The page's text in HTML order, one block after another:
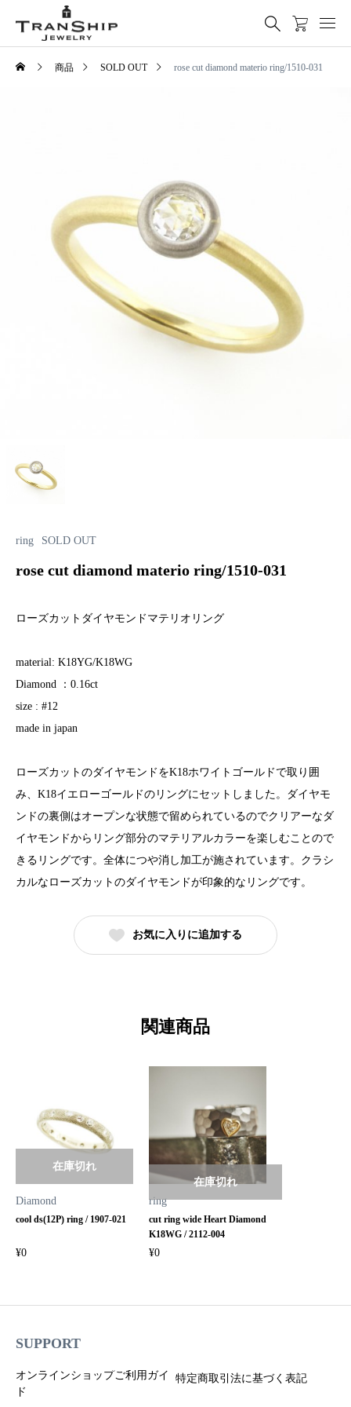
商品 SOLD OUT rose cut diamond materio ring/1510-031
ring SOLD OUT
rose cut diamond materio ring/1510-031
ローズカットダイヤモンドマテリオリング
material: K18YG/K18WG
Diamond ：0.16ct
size : #12
made in japan
ローズカットのダイヤモンドをK18ホワイトゴールドで取り囲
み、K18イエローゴールドのリングにセットしました。ダイヤモ
ンドの裏側はオープンな状態で留められているのでクリアーなダ
イヤモンドからリング部分のマテリアルカラーを楽しむことので
きるリングです。全体につや消し加工が施されています。クラシ
カルなローズカットのダイヤモンドが印象的なリングです。
お気に入りに追加する
関連商品
Diamond
cool ds(12P) ring / 1907-021
¥0
在庫切れ
ring
cut ring wide Heart Diamond
K18WG / 2112-004
¥0
在庫切れ
SUPPORT
オンラインショップご利用ガイ
ド
特定商取引法に基づく表記